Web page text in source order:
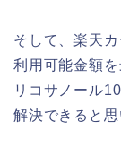
そして、楽天
利用可能金額
リコサノール
解決できると思